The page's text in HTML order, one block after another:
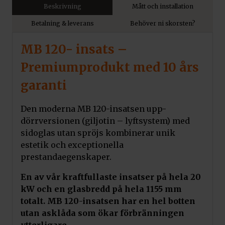
Beskrivning Mått och installation
Betalning & leverans Behöver ni skorsten?
MB 120- insats –
Premiumprodukt med 10 års
garanti
Den moderna MB 120-insatsen upp-
dörrversionen (giljotin – lyftsystem) med
sidoglas utan spröjs kombinerar unik
estetik och exceptionella
prestandaegenskaper.
En av vår kraftfullaste insatser på hela 20
kW och en glasbredd på hela 1155 mm
totalt. MB 120-insatsen har en hel botten
utan asklåda som ökar förbränningen